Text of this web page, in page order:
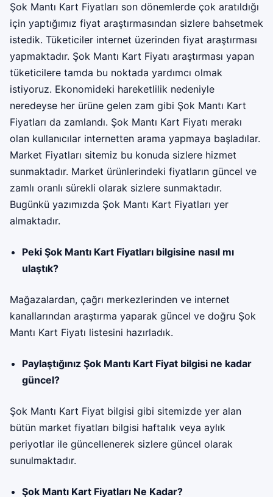
Şok Mantı Kart Fiyatları son dönemlerde çok aratıldığı
için yaptığımız fiyat araştırmasından sizlere bahsetmek
istedik. Tüketiciler internet üzerinden fiyat araştırması
yapmaktadır. Şok Mantı Kart Fiyatı araştırması yapan
tüketicilere tamda bu noktada yardımcı olmak
istiyoruz. Ekonomideki hareketlilik nedeniyle
neredeyse her ürüne gelen zam gibi Şok Mantı Kart
Fiyatları da zamlandı. Şok Mantı Kart Fiyatı merakı
olan kullanıcılar internetten arama yapmaya başladılar.
Market Fiyatları sitemiz bu konuda sizlere hizmet
sunmaktadır. Market ürünlerindeki fiyatların güncel ve
zamlı oranlı sürekli olarak sizlere sunmaktadır.
Bugünkü yazımızda Şok Mantı Kart Fiyatları yer
almaktadır.
Peki Şok Mantı Kart Fiyatları bilgisine nasıl mı
ulaştık?
Mağazalardan, çağrı merkezlerinden ve internet
kanallarından araştırma yaparak güncel ve doğru Şok
Mantı Kart Fiyatı listesini hazırladık.
Paylaştığınız Şok Mantı Kart Fiyat bilgisi ne kadar
güncel?
Şok Mantı Kart Fiyat bilgisi gibi sitemizde yer alan
bütün market fiyatları bilgisi haftalık veya aylık
periyotlar ile güncellenerek sizlere güncel olarak
sunulmaktadır.
Şok Mantı Kart Fiyatları Ne Kadar?